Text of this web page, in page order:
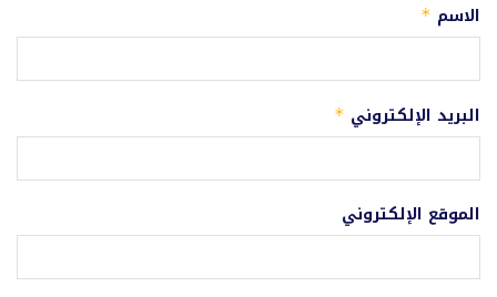
الاسم *
البريد الإلكتروني *
الموقع الإلكتروني